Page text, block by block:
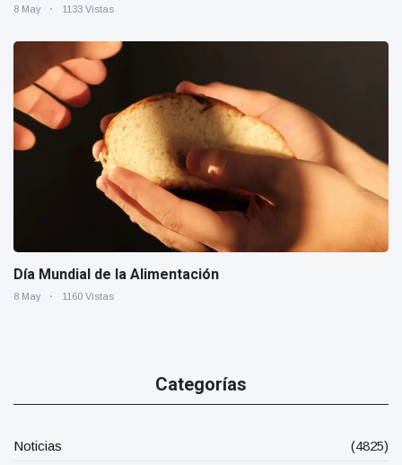
8 May 1133 Vistas
Día Mundial de la Alimentación
8 May 1160 Vistas
Categorías
Noticias
(4825)